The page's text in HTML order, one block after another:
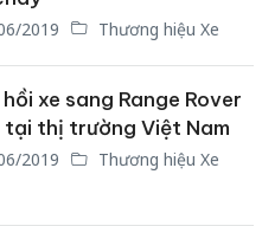
2019 Thương hiệu Xe
xe sang Range Rover
tại thị trường Việt Nam
2019 Thương hiệu Xe